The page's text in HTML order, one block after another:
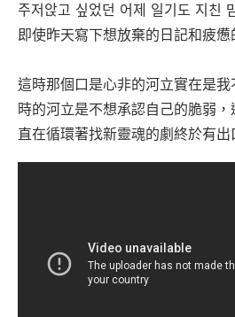
주저앉고 싶었던 어제 일기도 지친
即使昨天寫下想放棄的日記和疲憊
這時那個口是心非的河立實在是
時的河立是不想承認自己的脆弱
直在循環著找新靈魂的劇終於有出